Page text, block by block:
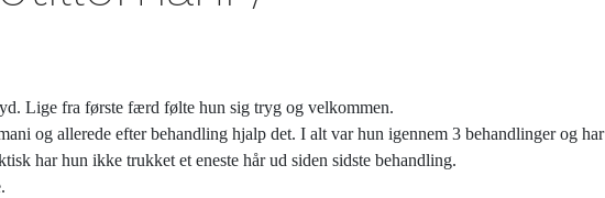
Lige fra første færd følte hun sig tryg og velkommen.
og allerede efter behandling hjalp det. I alt var hun igennem 3 behandlinger og har
har hun ikke trukket et eneste hår ud siden sidste behandling.